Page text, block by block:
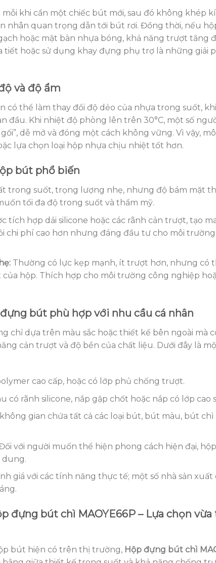
khi cần một chiếc bút mới, sau đó không khép
nhân quan trọng dẫn tới bút rơi. Đồng thời, nếu
hoặc mặt bàn nhựa bóng, khả năng trượt tăng
tiết hoặc sử dụng khay đựng phụ trợ là những giải
và độ ẩm
có thể làm thay đổi độ dẻo của nhựa trong suốt,
đầu. Khi nhiệt độ phòng lên trên 30°C, một số
dễ mở và đóng một cách không vững. Vì vậy,
lựa chọn loại hộp nhựa chịu nhiệt tốt hơn.
bút phổ biến
trong suốt, trọng lượng nhẹ, nhưng độ bám mặt
tối đa độ trong suốt và thẩm mỹ.
tích hợp dải silicone hoặc các rãnh cản trượt, tạo
chi phí cao hơn nhưng đáng đầu tư cho môi trường
Thường có lực kẹp mạnh, ít trượt hơn, nhưng có
hộp. Thích hợp cho môi trường công nghiệp
bút phù hợp với nhu cầu cá nhân
chỉ dựa trên màu sắc hoặc thiết kế bên ngoài mà
cản trượt và độ bền của chất liệu. Dưới đây là
cao cấp, hoặc có lớp phủ chống trượt.
có rãnh silicone, nắp gập chốt hoặc nắp có lớp cao
gian chứa tất cả các loại bút, bút màu, bút
với người muốn thể hiện phong cách hiện đại,
dung.
giá với các tính năng thực tế; một số nhà sản xuất
đựng bút chì MAOYE66P – Lựa chọn
bút hiện có trên thị trường, Hộp đựng bút chì